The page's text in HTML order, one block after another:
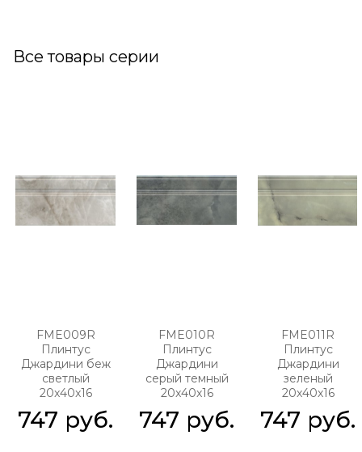
Все товары серии
FME009R
Плинтус
Джардини беж
светлый
20x40x16
747 руб.
FME010R
Плинтус
Джардини
серый темный
20x40x16
747 руб.
FME011R
Плинтус
Джардини
зеленый
20x40x16
747 руб.